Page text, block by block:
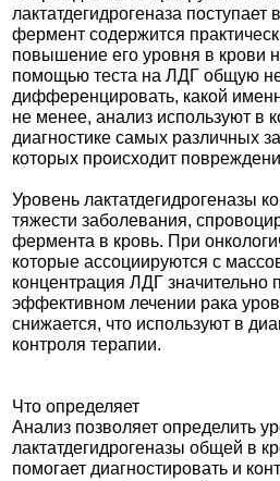
лактатдегидрогеназа поступает
фермент содержится
повышение его уровня в крови
помощью теста на ЛДГ общую
дифференцировать, какой
не менее, анализ используют в
диагностике самых различных
которых происходит
Уровень лактатдегидрогеназы
тяжести заболевания,
фермента в кровь. При
которые ассоциируются с
концентрация ЛДГ
эффективном лечении рака
снижается, что используют в
контроля терапии.
Что определяет
Анализ позволяет определить
лактатдегидрогеназы общей в
помогает диагностировать и